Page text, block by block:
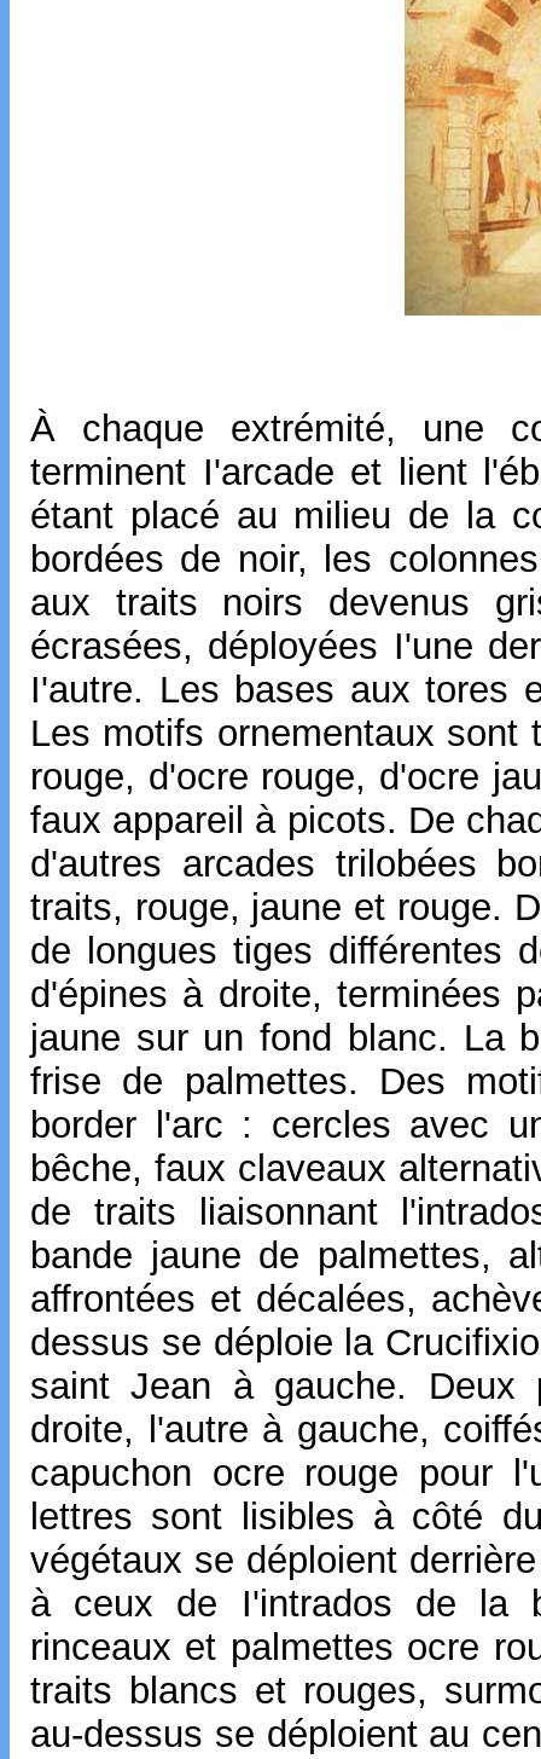
À chaque extrémité, une
terminent I'arcade et lient
étant placé au milieu de la
bordées de noir, les
aux traits noirs devenus
écrasées, déployées I'une
I'autre. Les bases aux tores
Les motifs ornementaux sont
rouge, d'ocre rouge, d'ocre
faux appareil à picots. De
d'autres arcades trilobées
traits, rouge, jaune et rouge.
de longues tiges différentes
d'épines à droite, terminées
jaune sur un fond blanc. La
frise de palmettes. Des
border l'arc : cercles avec
bêche, faux claveaux
de traits liaisonnant
bande jaune de palmettes,
affrontées et décalées,
dessus se déploie la
saint Jean à gauche. Deux
droite, l'autre à gauche,
capuchon ocre rouge pour
lettres sont lisibles à côté
végétaux se déploient
à ceux de I'intrados de la
rinceaux et palmettes ocre
traits blancs et rouges,
au-dessus se déploient au